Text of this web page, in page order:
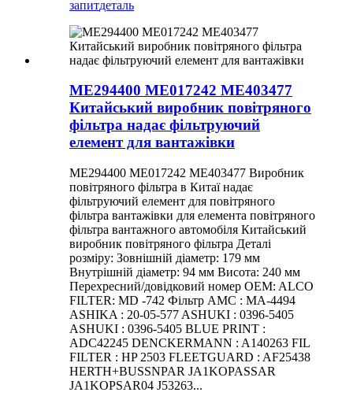
запитдеталь
ME294400 ME017242 ME403477
Китайський виробник повітряного
фільтра надає фільтруючий
елемент для вантажівки
ME294400 ME017242 ME403477 Виробник
повітряного фільтра в Китаї надає
фільтруючий елемент для повітряного
фільтра вантажівки для елемента повітряного
фільтра вантажного автомобіля Китайський
виробник повітряного фільтра Деталі
розміру: Зовнішній діаметр: 179 мм
Внутрішній діаметр: 94 мм Висота: 240 мм
Перехресний/довідковий номер OEM: ALCO
FILTER: MD -742 Фільтр AMC : MA-4494
ASHIKA : 20-05-577 ASHUKI : 0396-5405
ASHUKI : 0396-5405 BLUE PRINT :
ADC42245 DENCKERMANN : A140263 FIL
FILTER : HP 2503 FLEETGUARD : AF25438
HERTH+BUSSNPAR JA1KOPASSAR
JA1KOPSAR04 J53263...